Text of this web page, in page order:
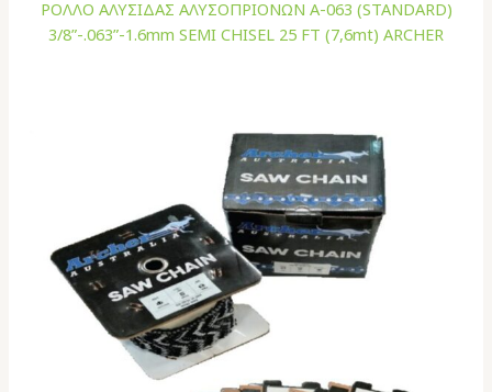
ΡΟΛΛΟ ΑΛΥΣΙΔΑΣ ΑΛΥΣΟΠΡΙΟΝΩΝ A-063 (STANDARD)
3/8”-.063”-1.6mm SEMI CHISEL 25 FT (7,6mt) ARCHER